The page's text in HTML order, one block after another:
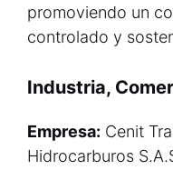
promoviendo un
controlado y
Industria,
Empresa: Cenit
Hidrocarburos